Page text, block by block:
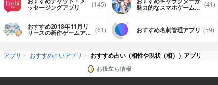
ッセージングアプリ (145) 魅力的なスマホゲームア (41)
おすすめ2018年11月リ
リースの新作ゲームアプ (61) おすすめ名刺管理アプリ (59)
アプリ おすすめ占いアプリ
おすすめ占い（相性や現状（相））アプリ
お役立ち情報